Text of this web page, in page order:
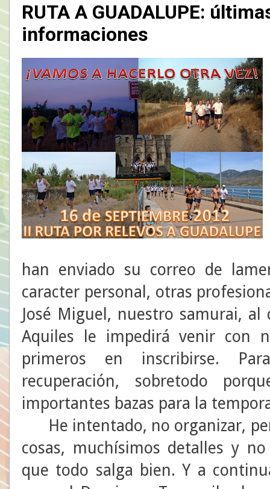
RUTA A GUADALUPE:
informaciones
han enviado su correo de
caracter personal, otras
José Miguel, nuestro samurai,
Aquiles le impedirá venir con
primeros en inscribirse.
recuperación, sobretodo
importantes bazas para la
He intentado, no organizar,
cosas, muchísimos detalles y
que todo salga bien. Y a